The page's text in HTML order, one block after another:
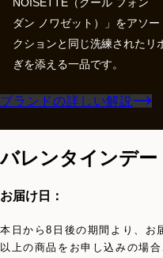
NOISETTE（クール フォン
ダン ノワゼット）」をアソ
クションと同じ洗練されたリ
ぎを添える⼀品です。
ブランドの詳しい解説
バレンタインデー
お届け日：
本日から8日後の期間より、お
以上の商品をお申し込みの場